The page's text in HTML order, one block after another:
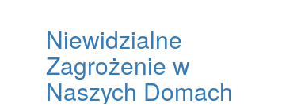
Niewidzialne
Zagrożenie w
Naszych Domach